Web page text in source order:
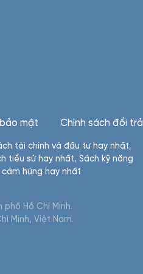
mật Chính sách đổi trả
tài chính và đầu tư hay nhất,
tiểu sử hay nhất, Sách kỹ năng
hứng hay nhất
Hồ Chí Minh.
Minh, Việt Nam.